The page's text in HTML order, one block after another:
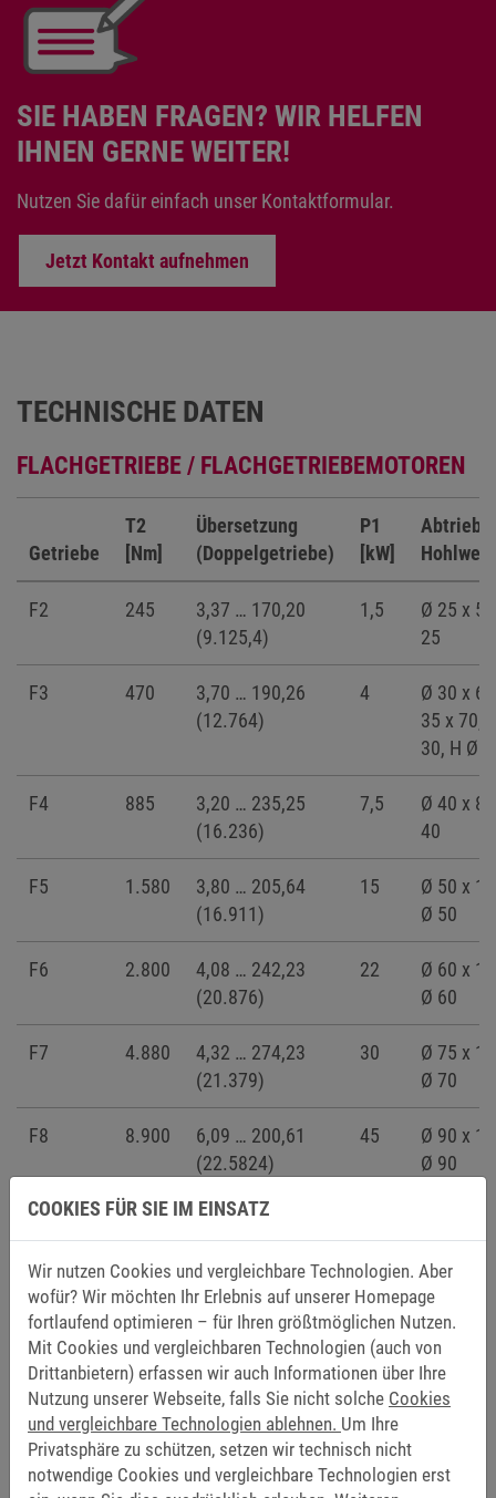
SIE HABEN FRAGEN? WIR HELFEN
IHNEN GERNE WEITER!
Nutzen Sie dafür einfach unser Kontaktformular.
Jetzt Kontakt aufnehmen
TECHNISCHE DATEN
FLACHGETRIEBE / FLACHGETRIEBEMOTOREN
T2 [Nm] = Drehmoment | P1 [kW] = max. Eingangsleistung
Getriebe
T2
[Nm]
Übersetzung
(Doppelgetriebe)
P1
[kW]
F2 245
3,37 … 170,20
(9.125,4)
1,5
Ø 25 x
25
F3 470
3,70 … 190,26
(12.764)
4
Ø 30 x
35 x 70,
30, H Ø
F4 885
3,20 … 235,25
(16.236)
7,5
Ø 40 x
40
F5 1.580
3,80 … 205,64
(16.911)
15
Ø 50 x
Ø 50
F6 2.800
4,08 … 242,23
(20.876)
22
Ø 60 x
Ø 60
F7 4.880
4,32 … 274,23
(21.379)
30
Ø 75 x
Ø 70
F8 8.900
6,09 … 200,61
(22.5824)
45
Ø 90 x
Ø 90
OPTIONEN
GETRIEBEAUSFÜHRUNGEN
Aufsteckausführung 1
Aufsteckausführung 2
Flanschausführung
COOKIES FÜR SIE IM EINSATZ
Wir nutzen Cookies und vergleichbare Technologien. Aber
wofür? Wir möchten Ihr Erlebnis auf unserer Homepage
fortlaufend optimieren – für Ihren größtmöglichen Nutzen.
Mit Cookies und vergleichbaren Technologien (auch von
Drittanbietern) erfassen wir auch Informationen über Ihre
Nutzung unserer Webseite, falls Sie nicht solche Cookies
und vergleichbare Technologien ablehnen. Um Ihre
Privatsphäre zu schützen, setzen wir technisch nicht
notwendige Cookies und vergleichbare Technologien erst